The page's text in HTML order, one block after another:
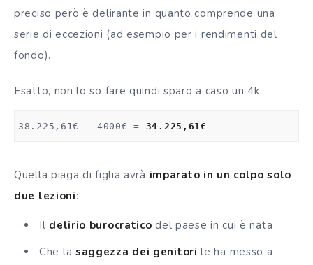
preciso però è delirante in quanto comprende una
serie di eccezioni (ad esempio per i rendimenti del
fondo).
Esatto, non lo so fare quindi sparo a caso un 4k:
38.225,61€ - 4000€ = 34.225,61€
Quella piaga di figlia avrà imparato in un colpo solo
due lezioni:
Il delirio burocratico del paese in cui è nata
Che la saggezza dei genitori le ha messo a